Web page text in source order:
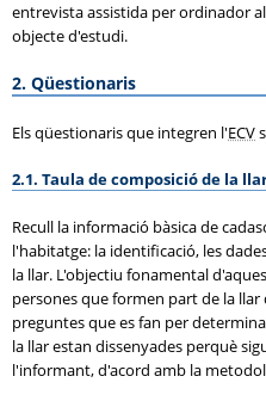
entrevista assistida per ordinador
objecte d'estudi.
2. Qüestionaris
Els qüestionaris que integren l'ECV
2.1. Taula de composició de la
Recull la informació bàsica de
l'habitatge: la identificació, les
la llar. L'objectiu fonamental
persones que formen part de la
preguntes que es fan per
la llar estan dissenyades perquè
l'informant, d'acord amb la